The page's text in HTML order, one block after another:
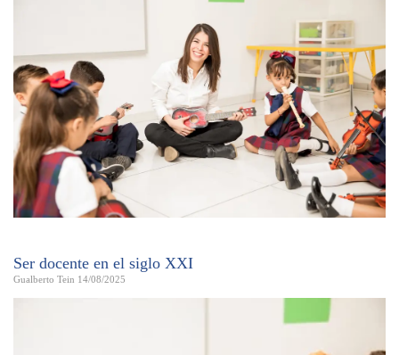
Ser docente en el siglo XXI
Gualberto Tein 14/08/2025